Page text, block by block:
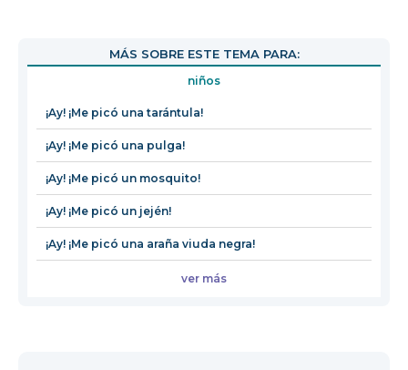
MÁS SOBRE ESTE TEMA PARA:
niños
¡Ay! ¡Me picó una tarántula!
¡Ay! ¡Me picó una pulga!
¡Ay! ¡Me picó un mosquito!
¡Ay! ¡Me picó un jején!
¡Ay! ¡Me picó una araña viuda negra!
ver más